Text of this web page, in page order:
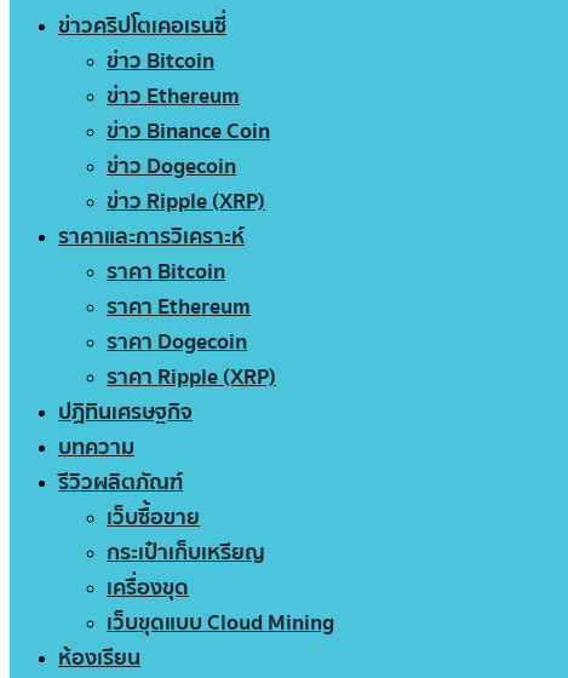
ข่าวคริปโตเคอเรนซี่
ข่าว Bitcoin
ข่าว Ethereum
ข่าว Binance Coin
ข่าว Dogecoin
ข่าว Ripple (XRP)
ราคาและการวิเคราะห์
ราคา Bitcoin
ราคา Ethereum
ราคา Dogecoin
ราคา Ripple (XRP)
ปฏิทินเศรษฐกิจ
บทความ
รีวิวผลิตภัณฑ์
เว็บซื้อขาย
กระเป๋าเก็บเหรียญ
เครื่องขุด
เว็บขุดแบบ Cloud Mining
ห้องเรียน